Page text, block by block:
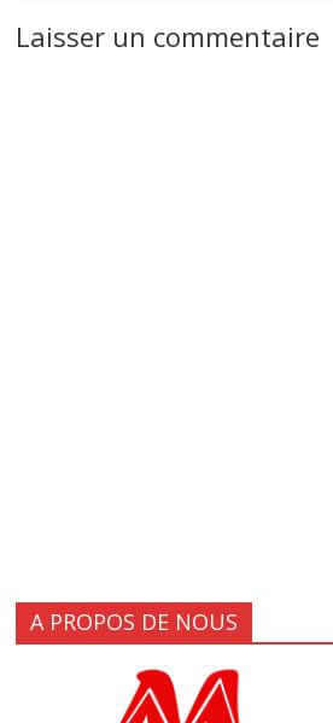
Laisser un commentaire
A PROPOS DE NOUS